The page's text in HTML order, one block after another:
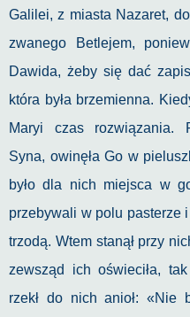
Galilei, z miasta Nazaret,
zwanego Betlejem,
Dawida, żeby się dać
która była brzemienna.
Maryi czas rozwiązania.
Syna, owinęła Go w
było dla nich miejsca w
przebywali w polu pasterze
trzodą. Wtem stanął przy
zewsząd ich oświeciła,
rzekł do nich anioł: «Nie